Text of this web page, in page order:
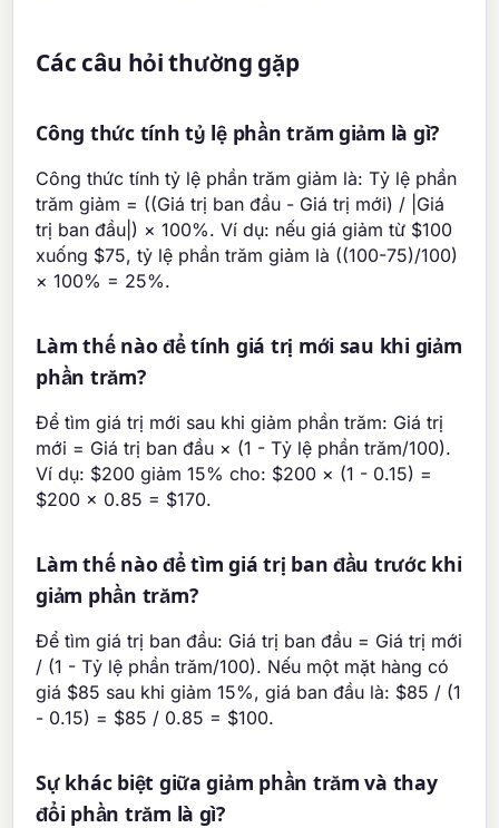
Các câu hỏi thường gặp
Công thức tính tỷ lệ phần trăm giảm là gì?
Công thức tính tỷ lệ phần trăm giảm là: Tỷ lệ phần
trăm giảm = ((Giá trị ban đầu - Giá trị mới) / |Giá
trị ban đầu|) × 100%. Ví dụ: nếu giá giảm từ $100
xuống $75, tỷ lệ phần trăm giảm là ((100-75)/100)
× 100% = 25%.
Làm thế nào để tính giá trị mới sau khi giảm
phần trăm?
Để tìm giá trị mới sau khi giảm phần trăm: Giá trị
mới = Giá trị ban đầu × (1 - Tỷ lệ phần trăm/100).
Ví dụ: $200 giảm 15% cho: $200 × (1 - 0.15) =
$200 × 0.85 = $170.
Làm thế nào để tìm giá trị ban đầu trước khi
giảm phần trăm?
Để tìm giá trị ban đầu: Giá trị ban đầu = Giá trị mới
/ (1 - Tỷ lệ phần trăm/100). Nếu một mặt hàng có
giá $85 sau khi giảm 15%, giá ban đầu là: $85 / (1
- 0.15) = $85 / 0.85 = $100.
Sự khác biệt giữa giảm phần trăm và thay
đổi phần trăm là gì?